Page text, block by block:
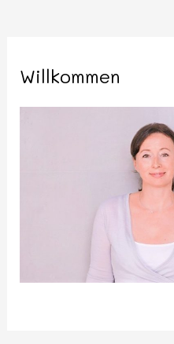
Willkommen